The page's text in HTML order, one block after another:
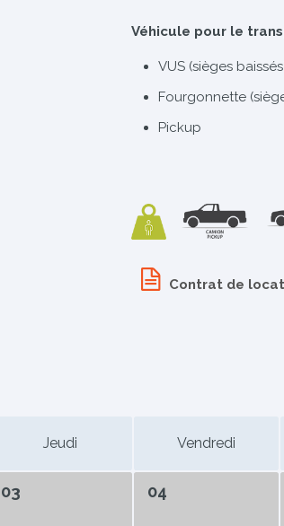
Véhicule pour le
VUS (sièges
Fourgonnette
Pickup
Contrat de
Jeudi Vendredi
03 04